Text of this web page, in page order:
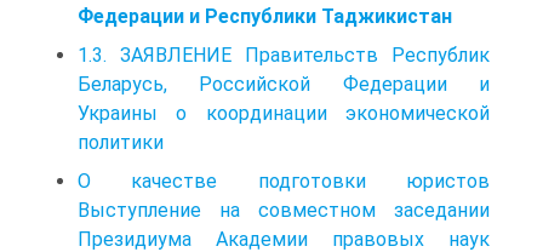
Федерации и Республики Таджикистан
1.3. ЗАЯВЛЕНИЕ Правительств Республик
Беларусь, Российской Федерации и
Украины о координации экономической
политики
О качестве подготовки юристов
Выступление на совместном заседании
Президиума Академии правовых наук